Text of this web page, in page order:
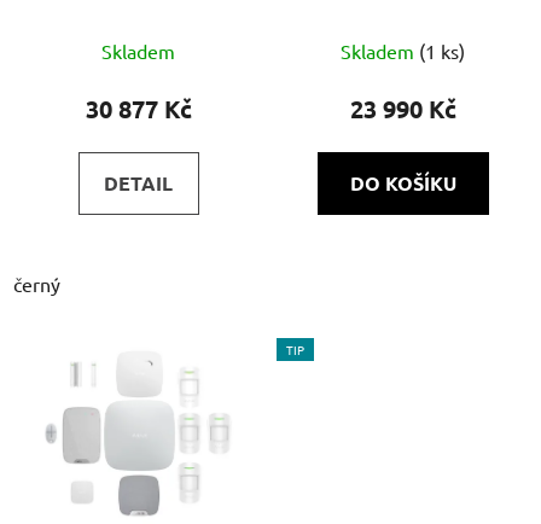
hodnocení
produktu
4,5
z
Skladem
30 877 Kč
DETAIL
černý
Skladem (1 ks)
23 990 Kč
DO KOŠÍKU
TIP